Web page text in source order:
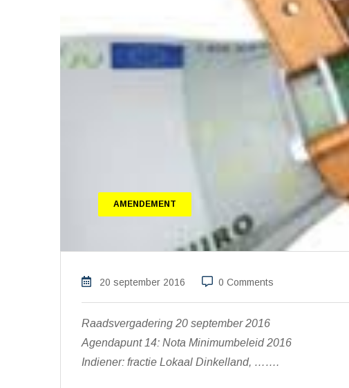
AMENDEMENT
20 september 2016 0 Comments
Raadsvergadering 20 september 2016
Agendapunt 14: Nota Minimumbeleid 2016
Indiener: fractie Lokaal Dinkelland, …….